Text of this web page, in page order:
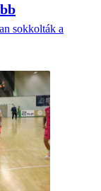
sokkolták a